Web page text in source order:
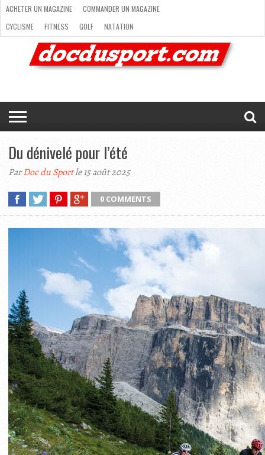
ACHETER
MAGAZINE
COMMANDER
UN
MAGAZINE
CYCLISME
FITNESS
GOLF
NATATION
RANDONNÉE
RUNNING
SKI
TRAIL
RUNNING
TRIATHLON
VOILE
NEWSLETTER
MAG’
EN
LIGNE
NOUS
CONTACTER
ACHETER UN MAGAZINE
COMMANDER UN MAGAZINE
CYCLISME
FITNESS GOLF
NATATION
RANDONNÉE
RUNNING SKI
TRAIL RUNNING
TRIATHLON
VOILE NEWSLETTER
MAG’ EN LIGNE
Du dénivelé pour l’été
ParDoc du Sportle 15 août 2025
0 COMMENTS